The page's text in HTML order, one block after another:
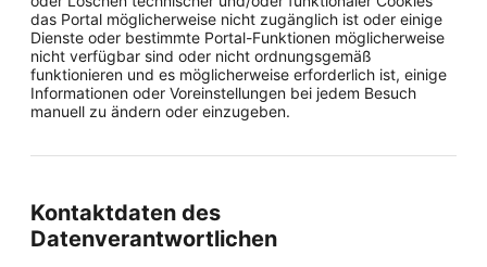
das Portal möglicherweise nicht zugänglich ist oder einige
Dienste oder bestimmte Portal-Funktionen möglicherweise
nicht verfügbar sind oder nicht ordnungsgemäß
funktionieren und es möglicherweise erforderlich ist, einige
Informationen oder Voreinstellungen bei jedem Besuch
manuell zu ändern oder einzugeben.
Kontaktdaten des
Datenverantwortlichen